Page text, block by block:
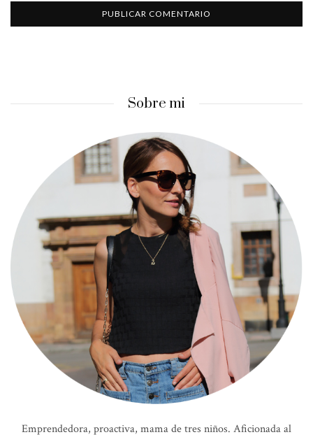
Sobre mi
Emprendedora, proactiva, mama de tres niños. Aficionada al